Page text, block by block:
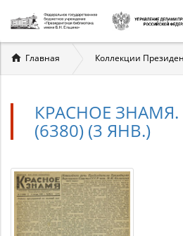
Вы
здесь
Главная Коллекции
КРАСНОЕ ЗНАМЯ.
(6380) (3 ЯНВ.)